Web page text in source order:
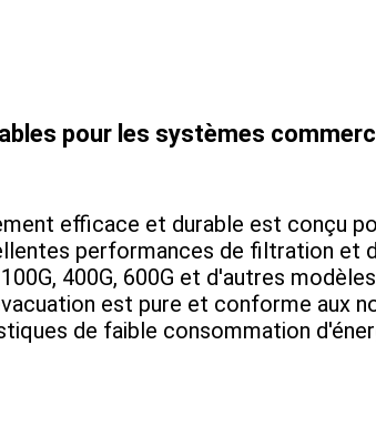
pour les systèmes
efficace et durable est conçu
performances de filtration et
400G, 600G et d'autres
est pure et conforme aux
de faible consommation